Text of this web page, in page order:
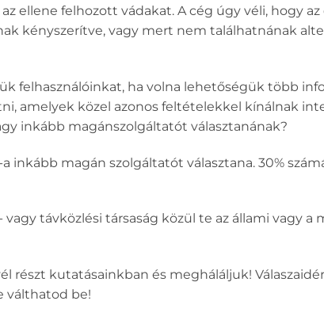
ellene felhozott vádakat. A cég úgy véli, hogy
kényszerítve, vagy mert nem találhatnának
felhasználóinkat, ha volna lehetőségük több
amelyek közel azonos feltételekkel kínálnak
inkább magánszolgáltatót választanának?
inkább magán szolgáltatót választana. 30%
távközlési társaság közül te az állami vagy a
részt kutatásainkban és megháláljuk!
válthatod be!